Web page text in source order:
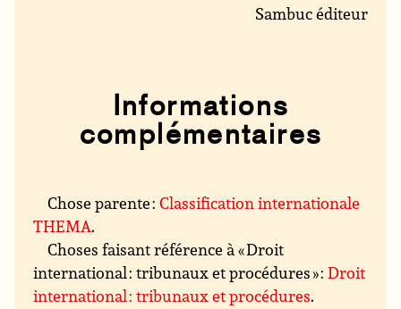
Sambuc éditeur
Informations
complémentaires
Chose parente :Classification internationale
THEMA.
Choses faisant référence à « Droit
international : tribunaux et procédures » :Droit
international : tribunaux et procédures.